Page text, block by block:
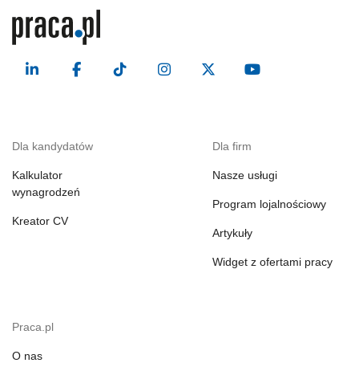
Dla kandydatów
Kalkulator
wynagrodzeń
Kreator CV
Dla firm
Nasze usługi
Program lojalnościowy
Artykuły
Widget z ofertami pracy
Praca.pl
O nas